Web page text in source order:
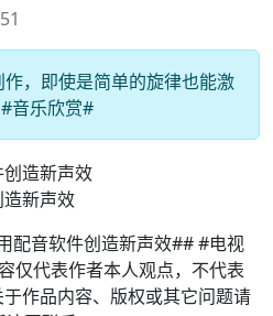
，即使是简单的旋律也能激
音乐欣赏#
新声效
配音软件创造新声效## #电视
仅代表作者本人观点，不代表
作品内容、版权或其它问题请